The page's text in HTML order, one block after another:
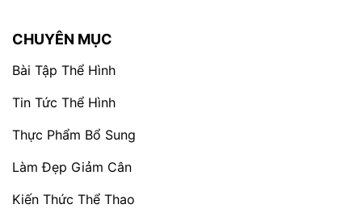
CHUYÊN MỤC
Bài Tập Thể Hình
Tin Tức Thể Hình
Thực Phẩm Bổ Sung
Làm Đẹp Giảm Cân
Kiến Thức Thể Thao